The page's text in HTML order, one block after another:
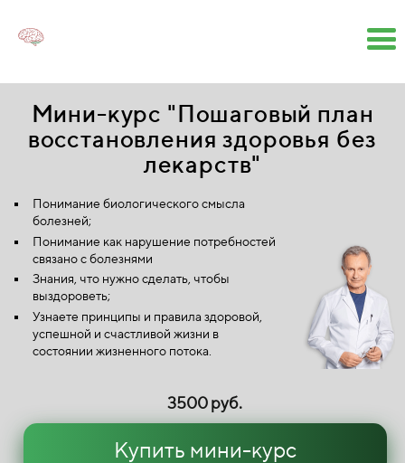
Мини-курс "Пошаговый план
восстановления здоровья без
лекарств"
Понимание биологического смысла
болезней;
Понимание как нарушение потребностей
связано с болезнями
Знания, что нужно сделать, чтобы
выздороветь;
Узнаете принципы и правила здоровой,
успешной и счастливой жизни в
состоянии жизненного потока.
3500 руб.
Купить мини-курс